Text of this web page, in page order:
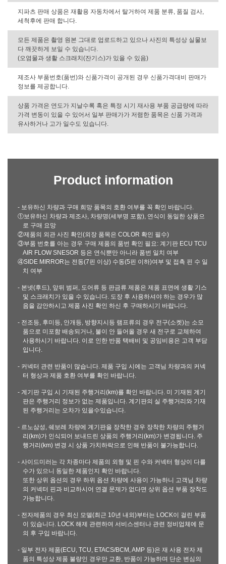
지파츠 판매 상품은 재활용 자동차에서 탈거하여 제품 분류, 품질 검사,
세척후에 판매 합니다.
모든 제품은 촬영 원본 그대로 업로드하고 있으나 사진의 특성상 실물보
다 깨끗하게 보일 수 있습니다.
(오염물과 생활 스크래치(잔기스)가 있을 수 있음)
제조사 부품번호(품번)와 신품가격이 공개된 경우 신품가격대비 판매가
정보를 제공합니다.
상품 가격은 연도가 지날수록 혹은 특정 시기 재사용 부품 공급량에 따라
가격 변동이 있을 수 있어서 일부 판매가가 저렴한 품목은 신품 가격과
유사하거나 고가 일수도 있습니다.
Product information
- 보유하신 차량과 구매 희망 품목의 호환 여부를 꼭 확인 바랍니다.
①보유하신 차량과 제조사, 차량명(세부명 포함), 연식이 동일한 상품으
로 구매 요망
②제품의 외관 사진 확인(외장 품목은 COLOR 확인 필수)
③부품 번호를 아는 경우 구매 제품의 품번 확인 필요: 계기판 ECU TCU
AIR FLOW SNESOR 등은 연식뿐만 아니라 품번 일치 여부
④SIDE MIRROR는 전동(7핀 이상) 수동(5핀 이하)여부 및 접촉 핀 수 일
치 여부
- 본넷(후드), 앞뒤 범퍼, 도어류 등 판금류 제품은 제품 표면에 생활 기스
및 스크래치가 있을 수 있습니다. 도장 후 사용하셔야 하는 경우가 많
음을 감안하시고 제품 사진 확인 하신 후 구매하시기 바랍니다.
- 전조등, 후미등, 안개등, 방향지시등 램프류의 경우 전구(소켓)는 소모
품으로 미포함 배송되거나, 불이 안 들어올 경우 새 전구로 교체하여
사용하시기 바랍니다. 이로 인한 반품 택배비 및 공임비용은 고객 부담
입니다.
- 커넥터 관련 반품이 많습니다. 제품 구입 시에는 고객님 차량과의 커넥
터 형상과 제품 호환 여부를 확인 바랍니다.
- 계기판 구입 시 기재된 주행거리(km)를 확인 바랍니다. 미 기재된 계기
판은 주행거리 정보가 없는 제품입니다. 계기판의 실 주행거리와 기재
된 주행거리는 오차가 있을수있습니다.
- 르노삼성, 쉐보레 차량에 계기판을 장착한 경우 장착한 차량의 주행거
리(km)가 인식되어 보내드린 상품의 주행거리(km)가 변경됩니다. 주
행거리(km) 변경 시 상품 가치하락으로 인해 반품이 불가능합니다.
- 사이드미러는 각 차종마다 제품의 외형 및 핀 수와 커넥터 형상이 다를
수가 있으니 동일한 제품인지 확인 바랍니다.
또한 상위 옵션의 경우 하위 옵션 차량에 사용이 가능하니 고객님 차량
의 커넥터 핀과 비교하시어 연결 문제가 없다면 상위 옵션 부품 장착도
가능합니다.
- 전자제품의 경우 최신 모델(최근 10년 내외)부터는 LOCK이 걸린 부품
이 있습니다. LOCK 해제 관련하여 서비스센터나 관련 정비업체에 문
의 후 구입 바랍니다.
- 일부 전자 제품(ECU, TCU, ETACS/BCM, AMP 등)은 재 사용 전자 제
품의 특성상 제품 불량인 경우만 교환, 반품이 가능하며 단순 변심의